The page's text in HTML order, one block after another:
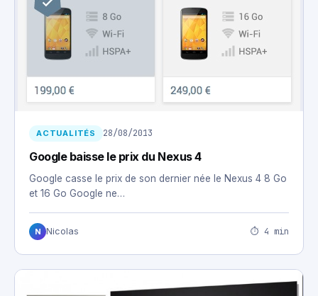
ACTUALITÉS 28/08/2013
Google baisse le prix du Nexus 4
Google casse le prix de son dernier née le Nexus 4 8 Go
et 16 Go Google ne…
N Nicolas ⏱ 4 min